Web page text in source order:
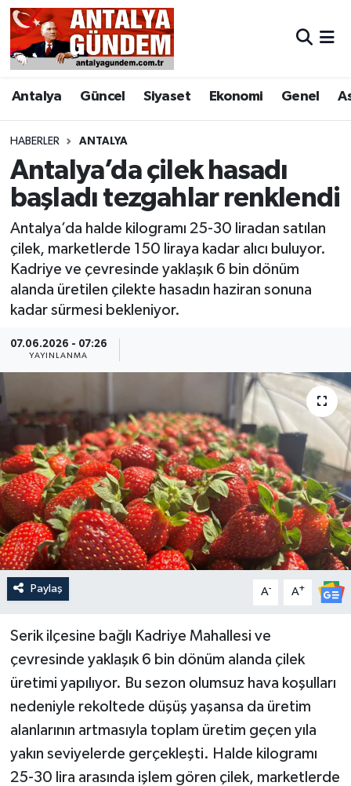
Antalya Güncel Siyaset Ekonomi Genel
HABERLER ANTALYA
Antalya’da çilek hasadı
başladı tezgahlar renklendi
Antalya’da halde kilogramı 25-30 liradan satılan
çilek, marketlerde 150 liraya kadar alıcı buluyor.
Kadriye ve çevresinde yaklaşık 6 bin dönüm
alanda üretilen çilekte hasadın haziran sonuna
kadar sürmesi bekleniyor.
07.06.2026 - 07:26
YAYINLANMA
Paylaş A- A+
Serik ilçesine bağlı Kadriye Mahallesi ve
çevresinde yaklaşık 6 bin dönüm alanda çilek
üretimi yapılıyor. Bu sezon olumsuz hava koşulları
nedeniyle rekoltede düşüş yaşansa da üretim
alanlarının artmasıyla toplam üretim geçen yıla
yakın seviyelerde gerçekleşti. Halde kilogramı
25-30 lira arasında işlem gören çilek, marketlerde
Antalya
Asayiş
Bilim & Teknoloji
Bölge
EĞİTİM
Ekonomi
Görüntülü Haber
Kültür & Sanat
Magazin
Resmi İlan
Sağlık & Yaşam
Siyaset
Antalya Nöbetçi Eczaneler
Antalya Hava Durumu
Antalya Namaz Vakitleri
Antalya Trafik Yoğunluk Haritası
Süper Lig Puan Durumu ve Fikstür
Tüm Manşetler
Son Dakika Haberleri
Haber Arşivi